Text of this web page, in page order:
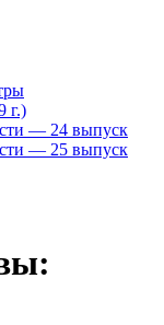
г.)
— 24 выпуск
— 25 выпуск